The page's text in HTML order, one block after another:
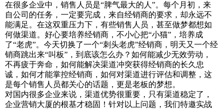
在很多企业中，销售人员是“脾气最大的人”。每个月初，来
自公司的任务，一定要完成，来自经销商的要求，却永远不
能满足。在这双重压力下，有些销售人员，甚至做梦都想如
何做渠道。好心要培养经销商，不小心把“小猫”，培养成
了“老虎”。今天切换了一个“刺头老虎”经销商，明天又一个经
销商跳出来“叫板”，到底该怎么办？如何能减少无效劳动，
不再疲于奔命，如何能解决渠道冲突获得经销商的长久忠
诚，如何才能掌控经销商，如何对渠道进行评估和调整，这
是每个销售人员都关心的话题，更是老板的梦想。
对国内很多企业来说，渠道优势很重要，只有渠道稳定了，
企业营销大厦的根基才稳固！针对以上问题，我们特邀实战